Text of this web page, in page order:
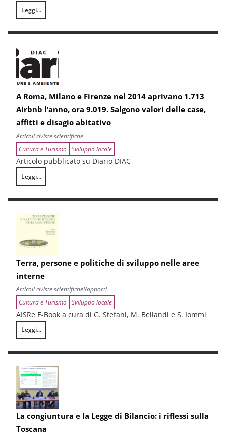
Leggi...
Dalla globalizzazione al protezionismo, i riflessi economici e sociali
A Roma, Milano e Firenze nel 2014 aprivano 1.713
Airbnb l’anno, ora 9.019. Salgono valori delle case,
affitti e disagio abitativo
Articoli riviste scientifiche
Cultura e Turismo Sviluppo locale
Articolo pubblicato su Diario DIAC
Leggi...
A Roma, Milano e Firenze nel 2014 aprivano 1.713 Airbnb l’anno, ora
Terra, persone e politiche di sviluppo nelle aree
interne
Articoli riviste scientificheRapporti
Cultura e Turismo Sviluppo locale
AISRe E-Book a cura di G. Stefani, M. Bellandi e S. Iommi
Leggi...
Terra, persone e politiche di sviluppo nelle aree interne
La congiuntura e la Legge di Bilancio: i riflessi sulla
Toscana